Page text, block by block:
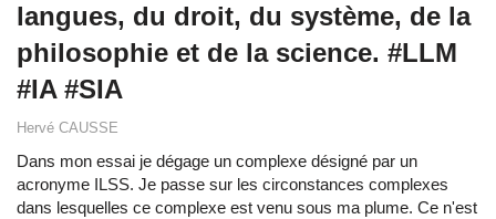
langues, du droit, du système, de la
philosophie et de la science. #LLM
#IA #SIA
Hervé CAUSSE
Dans mon essai je dégage un complexe désigné par un
acronyme ILSS. Je passe sur les circonstances complexes
dans lesquelles ce complexe est venu sous ma plume. Ce n'est